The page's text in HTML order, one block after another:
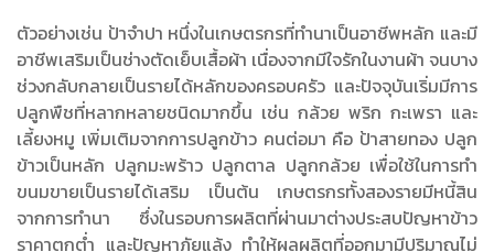
ตัวอย่างเช่น ป้าจำปา หนึ่งในเกษตรกรที่ทำนาเป็นอาชีพหลัก และมี
อาชีพเสริมเป็นช่างตัดเย็บเสื้อผ้า เนื่องจากมีใจรักในงานผ้า จนบาง
ช่วงกลับกลายเป็นรายได้หลักของครอบครัว และปัจจุบันเริ่มมีการ
ปลูกพืชที่หลากหลายชนิดมากขึ้น เช่น กล้วย พริก กะเพรา และ
เลี้ยงหมู เพิ่มเติมจากการปลูกข้าว คนต่อมา คือ ป้าสายทอง ปลูก
ข้าวเป็นหลัก ปลูกมะพร้าว ปลูกตาล ปลูกกล้วย เพื่อใช้ในการทำ
ขนมขายเป็นรายได้เสริม เป็นต้น เกษตรกรทั้งสองรายมีหนี้สิน
จากการทำนา ซึ่งในรอบการผลิตที่ผ่านมาต่างประสบปัญหาข้าว
ราคาตกต่ำ และปัญหาภัยแล้ง ทำให้ผลผลิตที่ออกมามีปริมาณไม่